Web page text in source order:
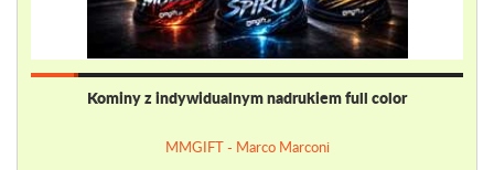
Kominy z indywidualnym nadrukiem full color
MMGIFT - Marco Marconi